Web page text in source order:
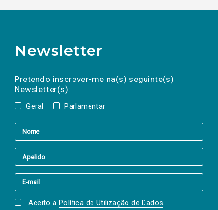
Newsletter
Pretendo inscrever-me na(s) seguinte(s)
Newsletter(s):
Geral Parlamentar
a(s) newsletter(s).
mail
Aceito a Política de Utilização de Dados.